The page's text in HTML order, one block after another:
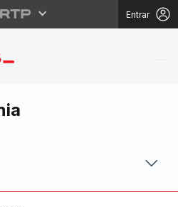
Entrar
sem